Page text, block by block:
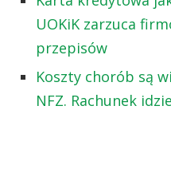
UOKiK zarzuca
przepisów
Koszty chorób są
NFZ. Rachunek